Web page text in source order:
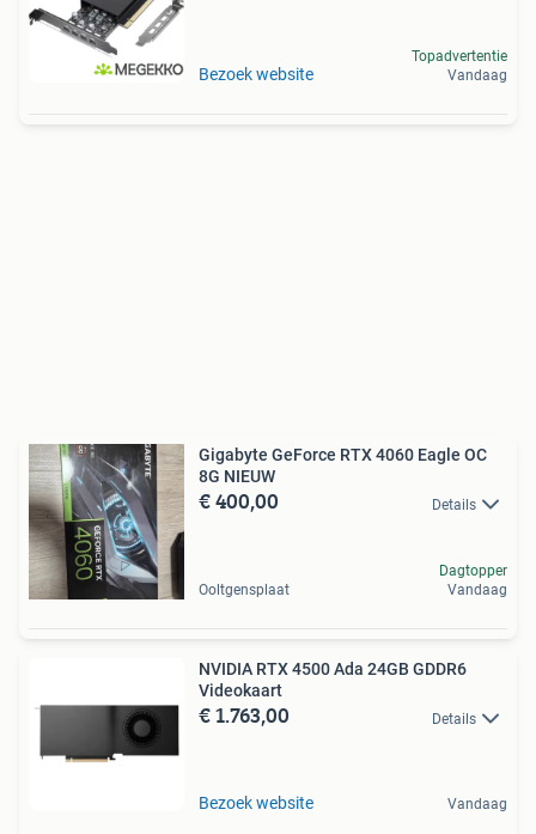
Bezoek website
Topadvertentie
Vandaag
Gigabyte GeForce RTX 4060 Eagle OC
8G NIEUW
€ 400,00 Details
Ooltgensplaat
Dagtopper
Vandaag
NVIDIA RTX 4500 Ada 24GB GDDR6
Videokaart
€ 1.763,00 Details
Bezoek website Vandaag